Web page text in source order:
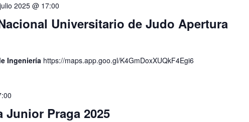
Universitario de Judo Apertura
2025 @ 17:00
Ingeniería https://maps.app.goo.gl/K4GmDoxXUQkF4Egi6
Junior Praga 2025